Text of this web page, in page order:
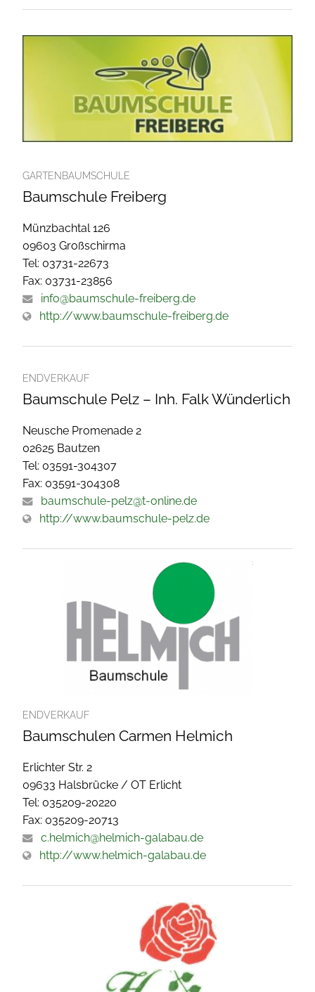
GARTENBAUMSCHULE
Baumschule Freiberg
Münzbachtal 126
09603 Großschirma
Tel: 03731-22673
Fax: 03731-23856
info@baumschule-freiberg.de
http://www.baumschule-freiberg.de
ENDVERKAUF
Baumschule Pelz – Inh. Falk Wünderlich
Neusche Promenade 2
02625 Bautzen
Tel: 03591-304307
Fax: 03591-304308
baumschule-pelz@t-online.de
http://www.baumschule-pelz.de
ENDVERKAUF
Baumschulen Carmen Helmich
Erlichter Str. 2
09633 Halsbrücke / OT Erlicht
Tel: 035209-20220
Fax: 035209-20713
c.helmich@helmich-galabau.de
http://www.helmich-galabau.de